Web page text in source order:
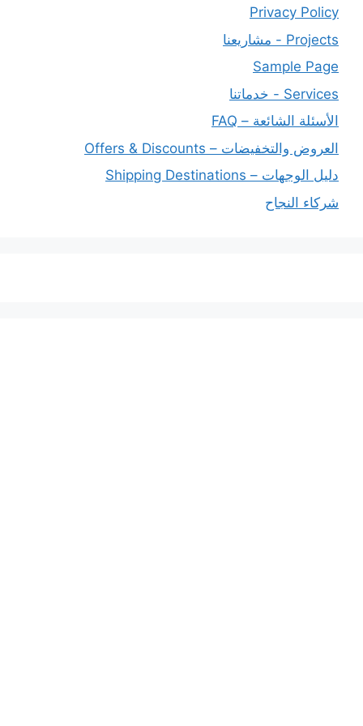
Privacy Policy
Projects - مشاريعنا
Sample Page
Services - خدماتنا
الأسئلة الشائعة – FAQ
العروض والتخفيضات – Offers & Discounts
دليل الوجهات – Shipping Destinations
شركاء النجاح